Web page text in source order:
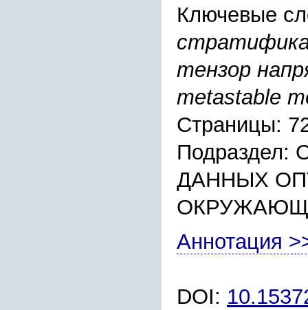
Ключевые
тензор
metastable
Страницы:
ДАННЫХ
Аннотация
DOI: